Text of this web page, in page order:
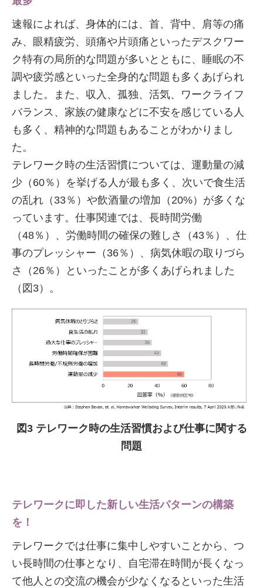
速報によれば、身体的には、首、背中、肩等の痛
み、眼精疲労、頭痛や片頭痛といったデスクワー
ク特有の局所的な問題が多いとともに、睡眠の不
調や疲労感といった全身的な問題も多くあげられ
ました。また、収入、孤独、活気、ワークライフ
バランス、家族の健康などに不安を感じている人
も多く、精神的な問題もあることがわかりまし
た。
テレワーク時の生活習慣については、運動量の減
少（60％）を挙げる人が最も多く、次いで食生活
の乱れ（33％）や飲酒量の増加（20%）が多くな
っています。仕事関連では、長時間労働
（48％）、労働時間の確保の難しさ（43％）、仕
事のプレッシャー（36％）、病気休暇の取りづら
さ（26％）といったことが多くあげられました
（図3）。
図3 テレワーク時の生活習慣および仕事に関する
問題
テレワークに即した新しい生活パターンの構築
を！
テレワークでは仕事に集中しやすいことから、つ
い長時間の仕事となり、自宅滞在時間が長くなっ
て他人との交流の機会が少なくなるといった生活